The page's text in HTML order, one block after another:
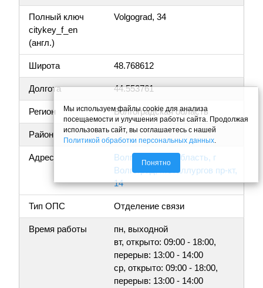
Полный ключ
citykey_f_en
(англ.)
Volgograd, 34
Широта 48.768612
Долгота 44.553761
Регион Волгоградская область
Район
Адрес
Волгоградская область, г
Волгоград, Металлургов пр-кт,
14
Тип ОПС Отделение связи
Время работы
пн, выходной
вт, открыто: 09:00 - 18:00,
перерыв: 13:00 - 14:00
ср, открыто: 09:00 - 18:00,
перерыв: 13:00 - 14:00
Мы используем файлы cookie для анализа
посещаемости и улучшения работы сайта. Продолжая
использовать сайт, вы соглашаетесь с нашей
Политикой обработки персональных данных
Понятно